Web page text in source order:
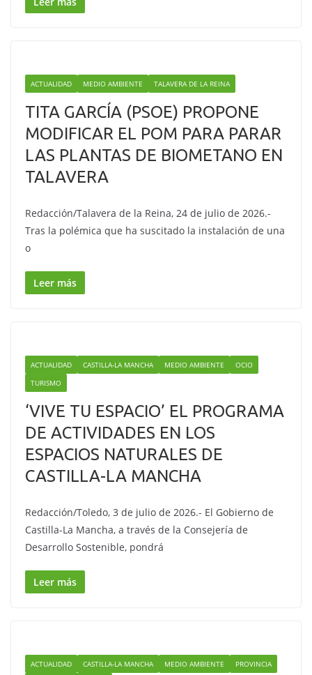
ACTUALIDAD MEDIO AMBIENTE TALAVERA DE LA REINA
TITA GARCÍA (PSOE) PROPONE
MODIFICAR EL POM PARA PARAR
LAS PLANTAS DE BIOMETANO EN
TALAVERA
Redacción/Talavera de la Reina, 24 de julio de 2026.-
Tras la polémica que ha suscitado la instalación de una
o
Leer más
ACTUALIDAD CASTILLA-LA MANCHA MEDIO AMBIENTE
OCIO
TURISMO
‘VIVE TU ESPACIO’ EL PROGRAMA
DE ACTIVIDADES EN LOS
ESPACIOS NATURALES DE
CASTILLA-LA MANCHA
Redacción/Toledo, 3 de julio de 2026.- El Gobierno de
Castilla-La Mancha, a través de la Consejería de
Desarrollo Sostenible, pondrá
Leer más
ACTUALIDAD CASTILLA-LA MANCHA MEDIO AMBIENTE
PROVINCIA